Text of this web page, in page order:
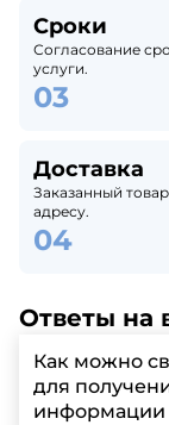
Сроки
Согласование
услуги.
Доставка
Заказанный
адресу.
Ответы на
Как можно
для
информации